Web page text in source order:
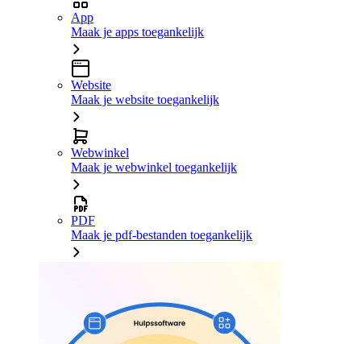
App
Maak je apps toegankelijk
Website
Maak je website toegankelijk
Webwinkel
Maak je webwinkel toegankelijk
PDF
Maak je pdf-bestanden toegankelijk